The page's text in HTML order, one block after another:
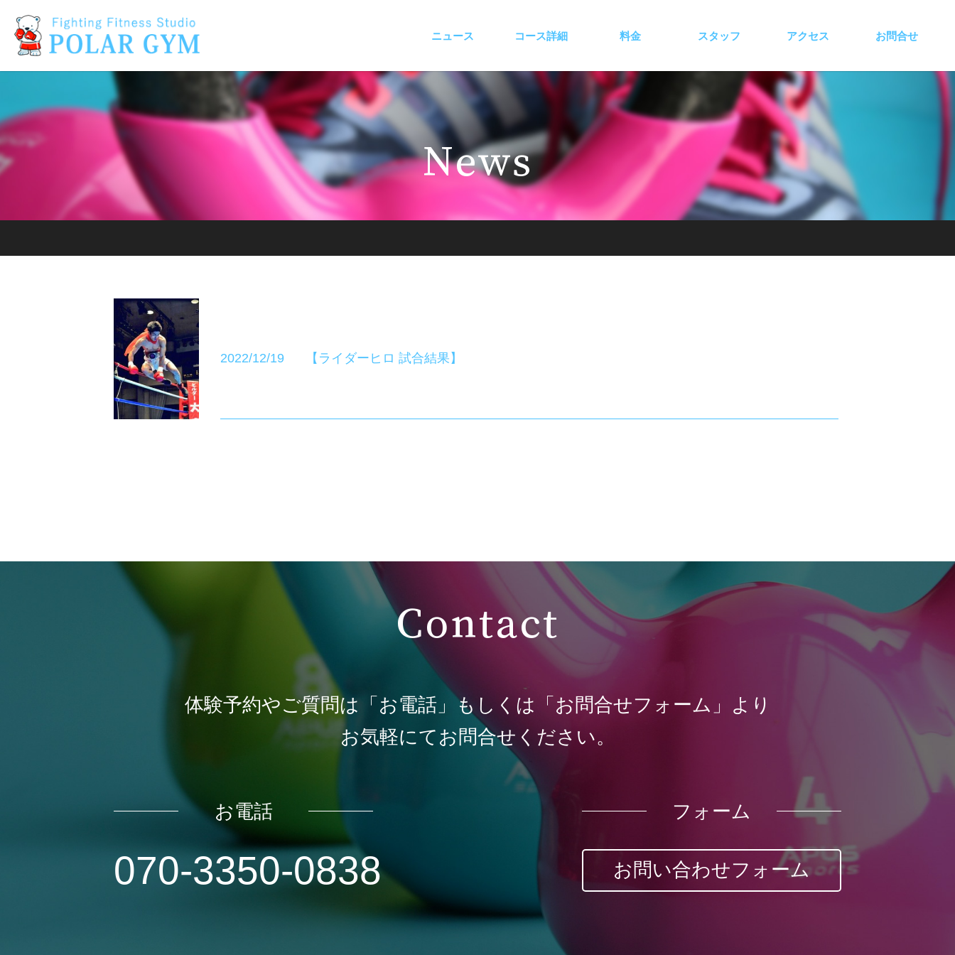
ニュース コース詳細 料金 スタッフ アクセス お問合せ
News
2022/12/19 【ライダーヒロ 試合結果】
Contact
体験予約やご質問は 「お電話」もしくは「お問合せフォーム」より
お気軽にてお問合せください。
お電話
070-3350-0838
フォーム
お問い合わせフォーム